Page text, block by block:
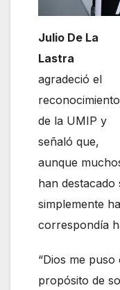
Julio De La
Lastra
agradeció el
reconocimiento
de la UMIP y
señaló que,
aunque
han
simplemente
correspondía
“Dios me
propósito de